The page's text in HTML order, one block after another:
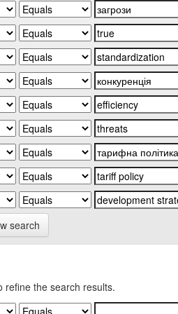
search
refine the search results.